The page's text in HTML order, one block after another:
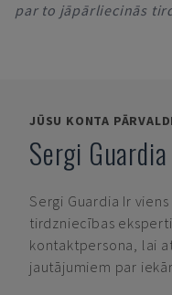
par to jāpārliecinās
JŪSU KONTA
Sergi Guardia
Sergi Guardia Ir
tirdzniecības
kontaktpersona, lai
jautājumiem par